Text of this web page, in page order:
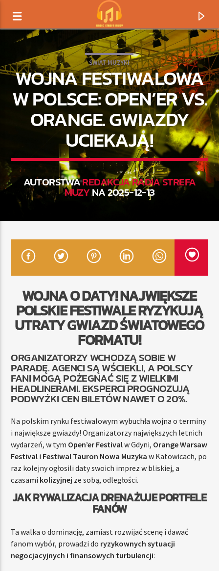
TERAZ GRAMY
TYTUŁ
TERAZ
RADIO STREFA MUZY
ŚWIAT MUZYKI
WOJNA FESTIWALOWA
W POLSCE: OPEN’ER VS.
ORANGE. GWIAZDY
UCIEKAJĄ!
AUTORSTWAREDAKCJA RADIA STREFA
MUZYNA 2025-12-13
WOJNA O DATY! NAJWIĘKSZE
POLSKIE FESTIWALE RYZYKUJĄ
UTRATY GWIAZD ŚWIATOWEGO
FORMATU!
ORGANIZATORZY WCHODZĄ SOBIE W
PARADĘ. AGENCI SĄ WŚCIEKLI, A POLSCY
FANI MOGĄ POŻEGNAĆ SIĘ Z WIELKIMI
HEADLINERAMI. EKSPERCI PROGNOZUJĄ
PODWYŻKI CEN BILETÓW NAWET O 20%.
Na polskim rynku festiwalowym wybuchła wojna o terminy
i największe gwiazdy! Organizatorzy największych letnich
wydarzeń, w tym Open’er Festivalw Gdyni, Orange Warsaw
Festival i Festiwal Tauron Nowa Muzyka w Katowicach, po
raz kolejny ogłosili daty swoich imprez w bliskiej, a
czasami kolizyjnej ze sobą, odległości.
JAK RYWALIZACJA DRENAŻUJE PORTFELE
FANÓW
Ta walka o dominację, zamiast rozwijać scenę i dawać
fanom wybór, prowadzi do ryzykownych sytuacji
negocjacyjnych i finansowych turbulencji: